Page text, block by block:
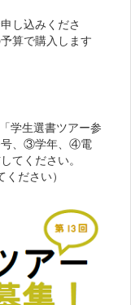
し込みくださ
算で購入します
学生選書ツアー参
号、③学年、④電
てください。
ださい）